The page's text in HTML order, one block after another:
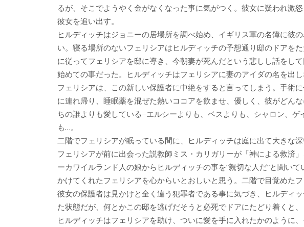
るが、そこでようやく金がなくなった事に気がつく。彼女に疑われ激
彼女を追い出す。
ヒルディッチはジョニーの居場所を調べ始め、イギリス軍の名簿に彼
い。寝る場所のないフェリシアはヒルディッチの予想通り邸のドアを
に従ってフェリシアを邸に導き、今朝妻が死んだという悲しし話をし
始めての事だった。ヒルディッチはフェリシアに妻のアイダの名を出
フェリシアは、この新しい保護者に中絶をすると言ってしまう。手術
に連れ帰り、睡眠薬を混ぜた熱いココアを飲ませ、優しく、彼がどん
ちの誰よりも愛している−エルシーよりも、ベスよりも、シャロン、ゲ
も…。
二階でフェリシアが眠っている間に、ヒルディッチは庭に出て大きな
フェリシアが前に出会った説教師ミス・カリガリーが「神による救済
ーカワイルランド人の娘からヒルディッチの事を”親切な人だ”と聞い
かけてくれたフェリシアを心からいとおしいと思う。二階で目覚めた
彼女の保護者は見かけと全く違う犯罪者である事に気づき、ヒルディ
た状態だが、何とかこの邸を逃げだそうと必死でドアにたどり着くと
ヒルディッチはフェリシアを助け、ついに愛を手に入れたかのように